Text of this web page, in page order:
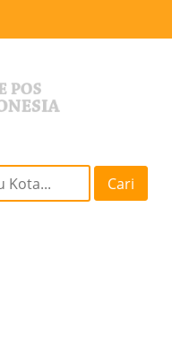
Cari